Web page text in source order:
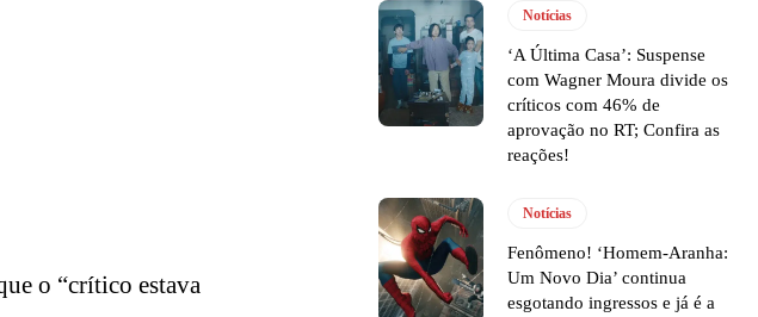
o “crítico estava
Notícias
‘A Última Casa’: Suspense
com Wagner Moura divide os
críticos com 46% de
aprovação no RT; Confira as
reações!
Notícias
Fenômeno! ‘Homem-Aranha:
Um Novo Dia’ continua
esgotando ingressos e já é a